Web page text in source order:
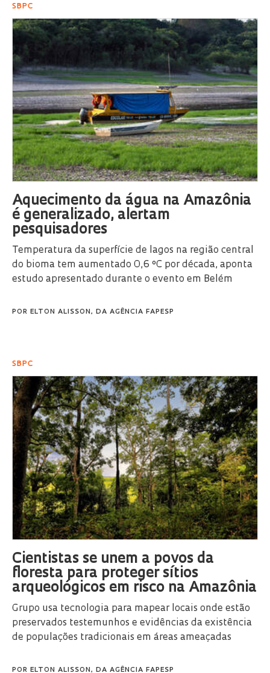
SBPC
Aquecimento da água na Amazônia
é generalizado, alertam
pesquisadores
Temperatura da superfície de lagos na região central
do bioma tem aumentado 0,6 ºC por década, aponta
estudo apresentado durante o evento em Belém
POR ELTON ALISSON, DA AGÊNCIA FAPESP
SBPC
Cientistas se unem a povos da
floresta para proteger sítios
arqueológicos em risco na Amazônia
Grupo usa tecnologia para mapear locais onde estão
preservados testemunhos e evidências da existência
de populações tradicionais em áreas ameaçadas
POR ELTON ALISSON, DA AGÊNCIA FAPESP